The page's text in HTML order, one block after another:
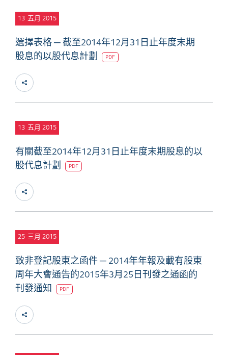
13 五月 2015
選擇表格 ─ 截至2014年12月31日止年度末期
股息的以股代息計劃
PDF
13 五月 2015
有關截至2014年12月31日止年度末期股息的以
股代息計劃
PDF
25 三月 2015
致非登記股東之函件 ─ 2014年年報及載有股東
周年大會通告的2015年3月25日刊發之通函的
刊發通知
PDF